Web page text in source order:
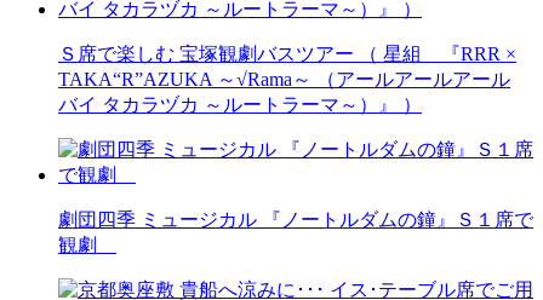
Ｓ席で楽しむ 宝塚観劇バスツアー （ 星組 『RRR ×
TAKA“R”AZUKA ～√Rama～ （アールアールアール
バイ タカラヅカ ～ルートラーマ～）』 ）
劇団四季 ミュージカル 『ノートルダムの鐘』Ｓ１席で
観劇